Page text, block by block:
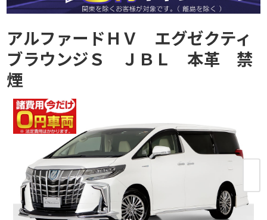
アルファードＨＶ エグゼクティ
ブラウンジＳ ＪＢＬ 本革 禁
煙